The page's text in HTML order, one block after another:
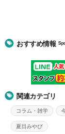
おすすめ情報
関連カテゴリ
コラム・雑学
夏目みやび